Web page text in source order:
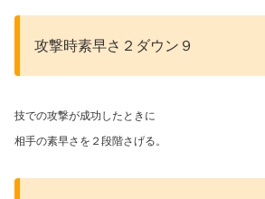
攻撃時素早さ２ダウン９
技での攻撃が成功したときに
相手の素早さを２段階さげる。